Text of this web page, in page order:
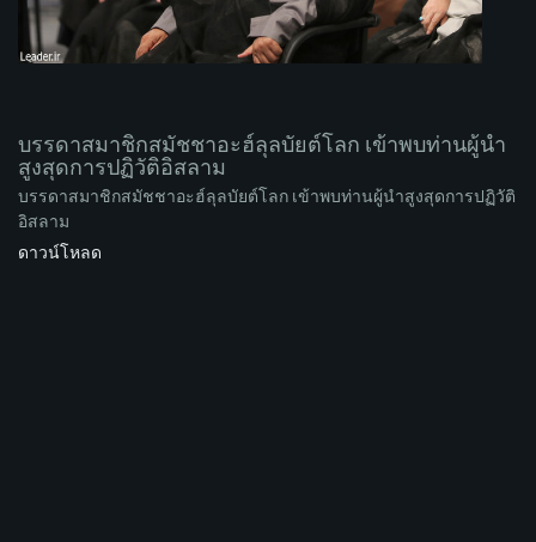
บรรดาสมาชิกสมัชชาอะฮ์ลุลบัยต์โลก เข้าพบท่านผู้นำ
สูงสุดการปฏิวัติอิสลาม
บรรดาสมาชิกสมัชชาอะฮ์ลุลบัยต์โลก เข้าพบท่านผู้นำสูงสุดการปฏิวัติ
อิสลาม
ดาวน์โหลด